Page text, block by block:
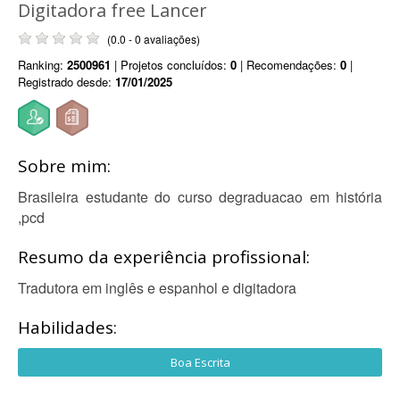
Digitadora free Lancer
(0.0 - 0 avaliações)
Ranking: 2500961 | Projetos concluídos: 0 | Recomendações: 0 |
Registrado desde: 17/01/2025
Sobre mim:
Brasileira estudante do curso degraduacao em história
,pcd
Resumo da experiência profissional:
Tradutora em inglês e espanhol e digitadora
Habilidades:
Boa Escrita